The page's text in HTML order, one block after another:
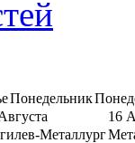
Понедельник
16
Металлург